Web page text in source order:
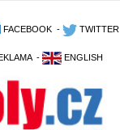
FACEBOOK - TWITTER
- ENGLISH